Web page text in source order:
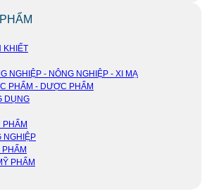
KHIẾT
NGHIỆP - NÔNG NGHIỆP - XI MẠ
PHẨM - DƯỢC PHẨM
DỤNG
PHẨM
NGHIỆP
PHẨM